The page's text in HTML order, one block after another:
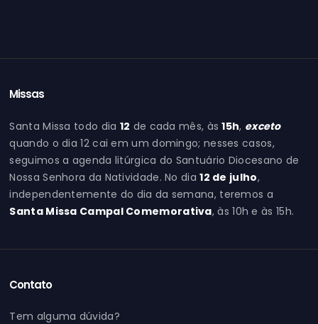
Missas
Santa Missa todo dia 12 de cada mês, às15h, exceto
quando o dia 12 cai em um domingo; nesses casos,
seguimos a agenda litúrgica do Santuário Diocesano de
Nossa Senhora da Natividade. No dia12 de julho,
independentemente do dia da semana, teremos a
Santa Missa Campal Comemorativa, às 10h e às 15h.
Contato
Tem alguma dúvida?